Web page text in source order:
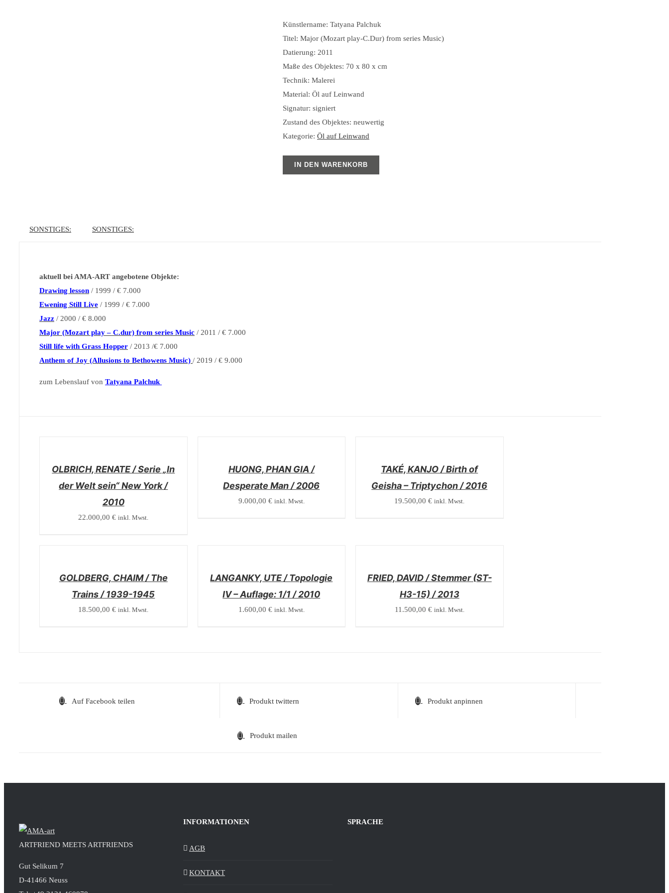
Künstlername: Tatyana Palchuk
Titel: Major (Mozart play-C.Dur) from series Music)
Datierung: 2011
Maße des Objektes: 70 x 80 x cm
Technik: Malerei
Material: Öl auf Leinwand
Signatur: signiert
Zustand des Objektes: neuwertig
Kategorie: Öl auf Leinwand
IN DEN WARENKORB
SONSTIGES: SONSTIGES:
aktuell bei AMA-ART angebotene Objekte:
Drawing lesson / 1999 / € 7.000
Ewening Still Live / 1999 / € 7.000
Jazz / 2000 / € 8.000
Major (Mozart play – C.dur) from series Music / 2011 / € 7.000
Still life with Grass Hopper / 2013 /€ 7.000
Anthem of Joy (Allusions to Bethowens Music) / 2019 / € 9.000
zum Lebenslauf von Tatyana Palchuk
OLBRICH, RENATE / Serie „In
der Welt sein“ New York /
2010
22.000,00€ inkl. Mwst.
HUONG, PHAN GIA /
Desperate Man / 2006
9.000,00 € inkl. Mwst.
TAKÉ, KANJO / Birth of
Geisha – Triptychon / 2016
19.500,00€ inkl. Mwst.
GOLDBERG, CHAIM / The
Trains / 1939-1945
18.500,00€ inkl. Mwst.
LANGANKY, UTE / Topologie
IV – Auflage: 1/1 / 2010
1.600,00 € inkl. Mwst.
FRIED, DAVID / Stemmer (ST-
H3-15) / 2013
11.500,00 € inkl. Mwst.
Auf Facebook teilen Produkt twittern Produkt anpinnen
Produkt mailen
ARTFRIEND MEETS ARTFRIENDS
Gut Selikum 7
D-41466 Neuss
INFORMATIONEN
AGB
KONTAKT
SPRACHE